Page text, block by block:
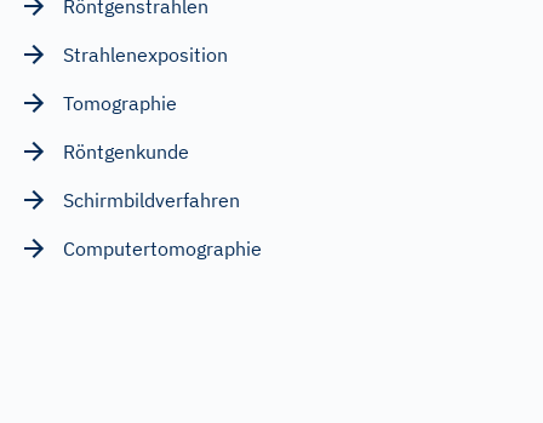
Röntgenstrahlen
Strahlenexposition
Tomographie
Röntgenkunde
Schirmbildverfahren
Computertomographie